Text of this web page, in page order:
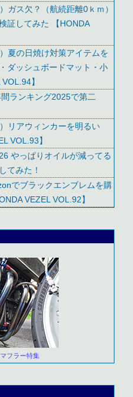
ガス欠？（航続距離0ｋｍ）
証してみた 【HONDA
夏の日焼け対策アイテムを
ダッシュボードマット・小
】
ランキング2025で第二
リアウィンカーを明るい
VOL.93】
やっぱりオイルが減ってる
てみた！
でブラックエンブレムを購
VEZEL VOL.92】
フラー特集